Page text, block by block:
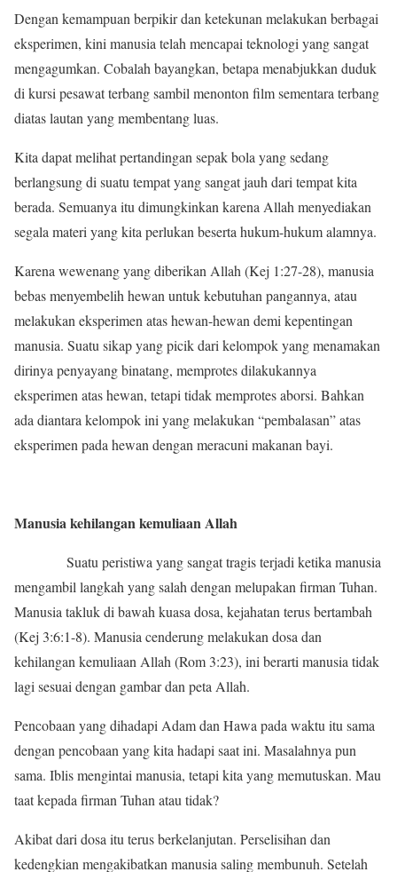
Dengan kemampuan berpikir dan ketekunan melakukan berbagai
eksperimen, kini manusia telah mencapai teknologi yang sangat
mengagumkan. Cobalah bayangkan, betapa menabjukkan duduk
di kursi pesawat terbang sambil menonton film sementara terbang
diatas lautan yang membentang luas.
Kita dapat melihat pertandingan sepak bola yang sedang
berlangsung di suatu tempat yang sangat jauh dari tempat kita
berada. Semuanya itu dimungkinkan karena Allah menyediakan
segala materi yang kita perlukan beserta hukum-hukum alamnya.
Karena wewenang yang diberikan Allah (Kej 1:27-28), manusia
bebas menyembelih hewan untuk kebutuhan pangannya, atau
melakukan eksperimen atas hewan-hewan demi kepentingan
manusia. Suatu sikap yang picik dari kelompok yang menamakan
dirinya penyayang binatang, memprotes dilakukannya
eksperimen atas hewan, tetapi tidak memprotes aborsi. Bahkan
ada diantara kelompok ini yang melakukan “pembalasan” atas
eksperimen pada hewan dengan meracuni makanan bayi.
Manusia kehilangan kemuliaan Allah
Suatu peristiwa yang sangat tragis terjadi ketika manusia
mengambil langkah yang salah dengan melupakan firman Tuhan.
Manusia takluk di bawah kuasa dosa, kejahatan terus bertambah
(Kej 3:6:1-8). Manusia cenderung melakukan dosa dan
kehilangan kemuliaan Allah (Rom 3:23), ini berarti manusia tidak
lagi sesuai dengan gambar dan peta Allah.
Pencobaan yang dihadapi Adam dan Hawa pada waktu itu sama
dengan pencobaan yang kita hadapi saat ini. Masalahnya pun
sama. Iblis mengintai manusia, tetapi kita yang memutuskan. Mau
taat kepada firman Tuhan atau tidak?
Akibat dari dosa itu terus berkelanjutan. Perselisihan dan
kedengkian mengakibatkan manusia saling membunuh. Setelah